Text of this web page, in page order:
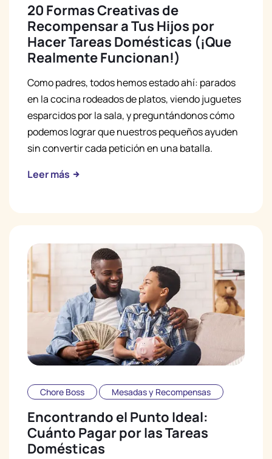
20 Formas Creativas de
Recompensar a Tus Hijos por
Hacer Tareas Domésticas (¡Que
Realmente Funcionan!)
Como padres, todos hemos estado ahí: parados
en la cocina rodeados de platos, viendo juguetes
esparcidos por la sala, y preguntándonos cómo
podemos lograr que nuestros pequeños ayuden
sin convertir cada petición en una batalla.
Leer más
Chore Boss Mesadas y Recompensas
Encontrando el Punto Ideal:
Cuánto Pagar por las Tareas
Domésticas